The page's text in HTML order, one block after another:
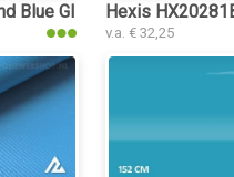
Blue Gloss folie
Hexis
v.a. € 32,25